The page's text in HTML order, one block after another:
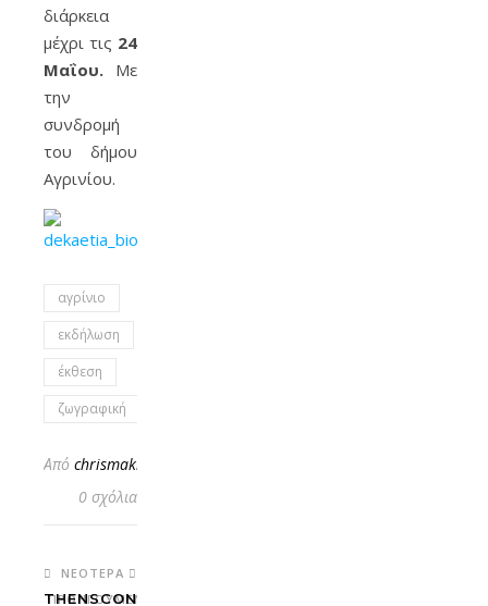
διάρκεια
μέχρι τις 24
Μαΐου. Με
την
συνδρομή
του δήμου
Αγρινίου.
αγρίνιο
εκδήλωση
έκθεση
ζωγραφική
Από chrismakro
0 σχόλια
ΠΡΟΗΓΟΎΜΕΝΟ
ΝΕΌΤΕΡΑ
ATHENSCON